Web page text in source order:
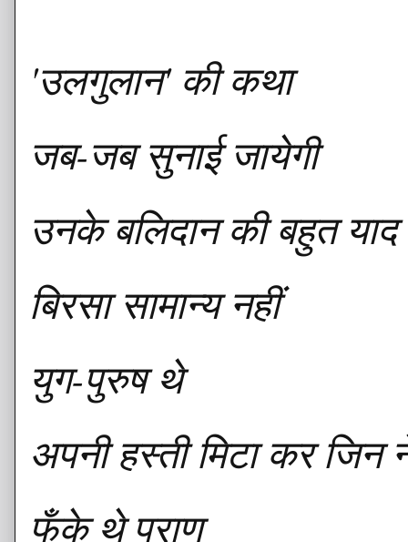
'उलगुलान' की कथा
जब-जब सुनाई जायेगी
उनके बलिदान की बहुत
बिरसा सामान्य नहीं
युग-पुरुष थे
अपनी हस्ती मिटा कर जिन
फूँके थे प्राण